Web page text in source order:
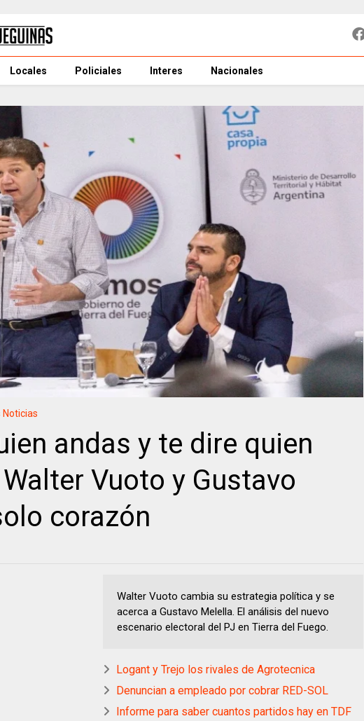
Locales Policiales Interes Nacionales
andas y te dire quien
Vuoto y Gustavo
corazón
Walter Vuoto cambia su estrategia política y se
acerca a Gustavo Melella. El análisis del nuevo
escenario electoral del PJ en Tierra del Fuego.
Logant y Trejo los rivales de Agrotecnica
Denuncian a empleado por cobrar RED-SOL
Informe para saber cuantos partidos hay en TDF